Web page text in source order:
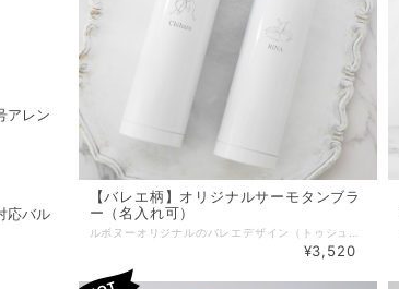
アレン
応バル
【バレエ柄】オリジナルサーモタンブラ
ー（名入れ可）
¥3,520